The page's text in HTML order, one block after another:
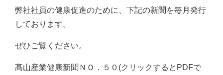
弊社社員の健康促進のために、下記の新聞を毎月発行
しております。
ぜひご覧ください。
髙山産業健康新聞ＮＯ．５０(クリックするとPDFで